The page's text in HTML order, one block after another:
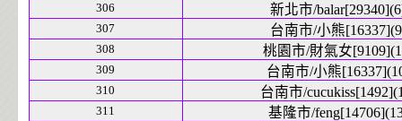
306 新北市/
307 台南市/小熊
308 桃園市/財氣女
309 台南市/小熊
310 台南市/
311 基隆市/